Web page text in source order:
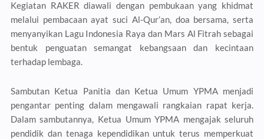
Kegiatan RAKER diawali dengan pembukaan yang khidmat
melalui pembacaan ayat suci Al-Qur’an, doa bersama, serta
menyanyikan Lagu Indonesia Raya dan Mars Al Fitrah sebagai
bentuk penguatan semangat kebangsaan dan kecintaan
terhadap lembaga.
Sambutan Ketua Panitia dan Ketua Umum YPMA menjadi
pengantar penting dalam mengawali rangkaian rapat kerja.
Dalam sambutannya, Ketua Umum YPMA mengajak seluruh
pendidik dan tenaga kependidikan untuk terus memperkuat